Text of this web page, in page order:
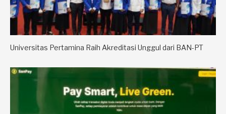
Universitas Pertamina Raih Akreditasi Unggul dari BAN-PT